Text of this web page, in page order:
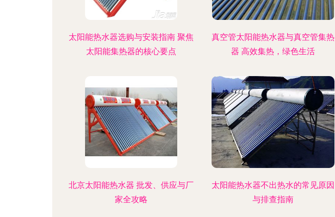
太阳能热水器选购与安装指南 聚焦
太阳能集热器的核心要点
真空管太阳能热水器与真空管集热
器 高效集热，绿色生活
北京太阳能热水器 批发、供应与厂
家全攻略
太阳能热水器不出热水的常见原因
与排查指南